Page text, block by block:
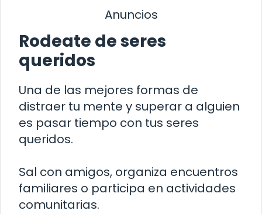
Anuncios
Rodeate de seres
queridos
Una de las mejores formas de
distraer tu mente y superar a alguien
es pasar tiempo con tus seres
queridos.
Sal con amigos, organiza encuentros
familiares o participa en actividades
comunitarias.